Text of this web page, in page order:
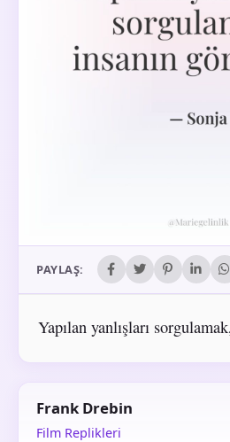
PAYLAŞ:
Yapılan yanlışları
Frank Drebin
Film Replikleri